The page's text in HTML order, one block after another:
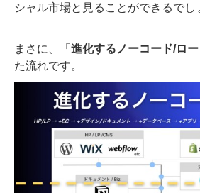
シャル市場と見ることができるでし
まさに、「 進化するノーコード/ロ
た流れです。